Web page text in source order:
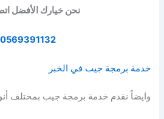
نحن خيارك الأفضل
0569391132
خدمة برمجة جيب في الخبر
وايضاٌ نقدم خدمة برمجة جيب بمختلف